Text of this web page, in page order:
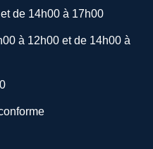
de 14h00 à 17h00
à 12h00 et de 14h00 à